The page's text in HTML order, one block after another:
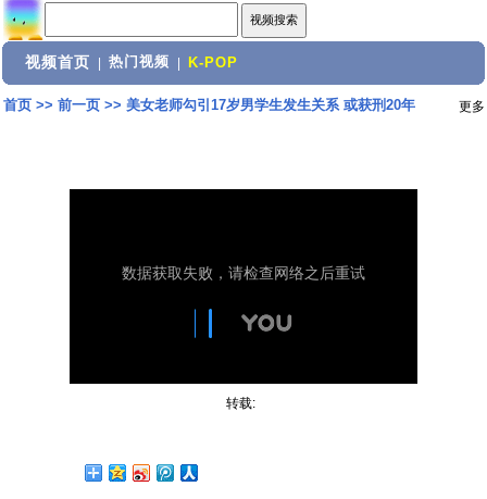
视频首页 热门视频 K-POP
首页>> 前一页>> 美女老师勾引17岁男学生发生关系 或获刑20年 更多
转载: